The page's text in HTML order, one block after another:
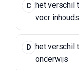
C
het verschil
voor
D
het verschil
onderwijs